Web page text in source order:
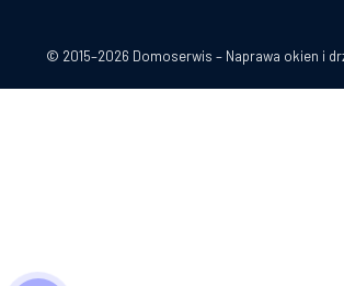
© 2015–2026 Domoserwis – Naprawa okien i